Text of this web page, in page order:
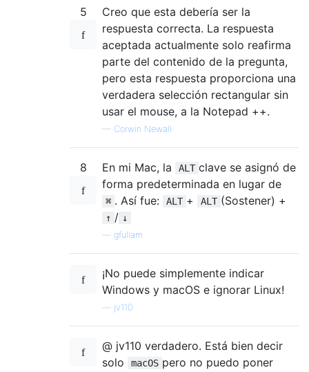
5
Creo que esta debería ser la
respuesta correcta. La respuesta
aceptada actualmente solo reafirma
parte del contenido de la pregunta,
pero esta respuesta proporciona una
verdadera selección rectangular sin
usar el mouse, a la Notepad ++.
— Corwin Newall
8 En mi Mac, la ALT clave se asignó de
forma predeterminada en lugar de
⌘ . Así fue: ALT + ALT (Sostener) +
↑ / ↓
gfullam
¡No puede simplemente indicar
Windows y macOS e ignorar Linux!
jv110
@ jv110 verdadero. Está bien decir
solo
macOS pero no puedo poner